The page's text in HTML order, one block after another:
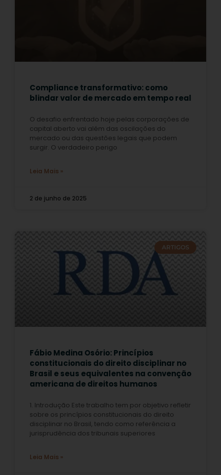
Compliance transformativo: como
blindar valor de mercado em tempo real
O desafio enfrentado hoje pelas corporações de
capital aberto vai além das oscilações do
mercado ou das questões legais que podem
surgir. O verdadeiro perigo
Leia Mais »
2 de junho de 2025
ARTIGOS
Fábio Medina Osório: Princípios
constitucionais do direito disciplinar no
Brasil e seus equivalentes na convenção
americana de direitos humanos
1. Introdução Este trabalho tem por objetivo refletir
sobre os princípios constitucionais do direito
disciplinar no Brasil, tendo como referência a
jurisprudência dos tribunais superiores
Leia Mais »